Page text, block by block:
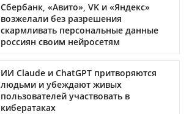
Сбербанк, «Авито», VK и «Яндекс»
возжелали без разрешения
скармливать персональные данные
россиян своим нейросетям
ИИ Claude и ChatGPT притворяются
людьми и убеждают живых
пользователей участвовать в
кибератаках